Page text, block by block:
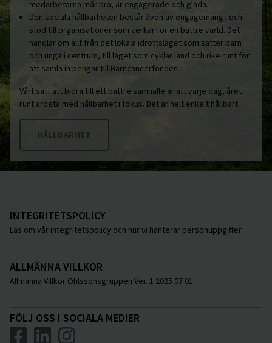
medarbetarna mår bra, är engagerade och glada.
Den sociala hållbarheten består även av engagemang i och
stöd till organisationer som verkar för en bättre värld. Det
handlar om allt från det lokala idrottslaget som sätter barn
och unga i centrum, till laget som cyklar land och rike runt för
att samla in pengar till Barncancerfonden.
Vårt sätt att bidra till ett bättre samhälle är att varje dag, året
runt arbeta med hållbarhet i fokus. Det är helt enkelt hållbart.
HÅLLBARHET
INTEGRITETSPOLICY
Läs om vår integritetspolicy och hur vi hanterar personuppgifter
ALLMÄNNA VILLKOR
Allmänna Villkor Ohlssonsgruppen Ver. 1 2025 07 01
FÖLJ OSS I SOCIALA MEDIER